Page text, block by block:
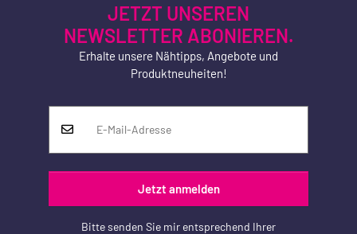
JETZT UNSEREN
NEWSLETTER ABONIEREN.
Erhalte unsere Nähtipps, Angebote und
Produktneuheiten!
Jetzt anmelden
Bitte senden Sie mir entsprechend Ihrer